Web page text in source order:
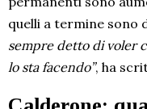
quelli a termine sono
sempre detto di voler
lo sta facendo”, ha